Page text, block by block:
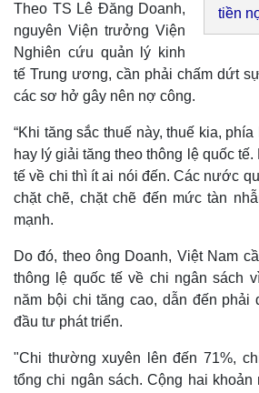
Kinh tế
Bất động sản
Khởi nghiệp
Thị
Giá
Giá cà
tiền
Theo TS Lê Đăng Doanh,
nguyên Viện trưởng Viện
Nghiên cứu quản lý kinh
tế Trung ương, cần phải chấm dứt
các sơ hở gây nên nợ công.
“Khi tăng sắc thuế này, thuế kia,
hay lý giải tăng theo thông lệ quốc
tế về chi thì ít ai nói đến. Các nước
chặt chẽ, chặt chẽ đến mức tàn
mạnh.
Do đó, theo ông Doanh, Việt Nam
thông lệ quốc tế về chi ngân sách
năm bội chi tăng cao, dẫn đến
đầu tư phát triển.
"Chi thường xuyên lên đến 71%,
tổng chi ngân sách. Cộng hai